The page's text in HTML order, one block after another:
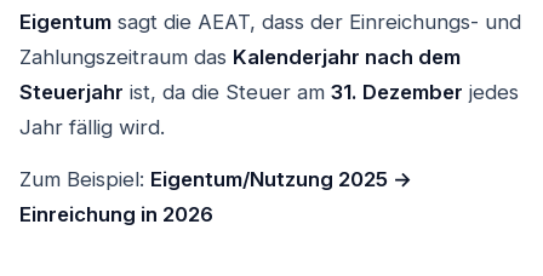
Eigentum sagt die AEAT, dass der Einreichungs- und
Zahlungszeitraum das Kalenderjahr nach dem
Steuerjahr ist, da die Steuer am 31. Dezember jedes
Jahr fällig wird.
Zum Beispiel: Eigentum/Nutzung 2025 →
Einreichung in 2026